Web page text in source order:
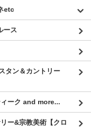
etc
ース
タン＆カントリー
ーク and more...
ー&宗教美術【クロ